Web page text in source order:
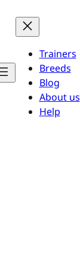
Trainers
Breeds
Blog
About us
Help